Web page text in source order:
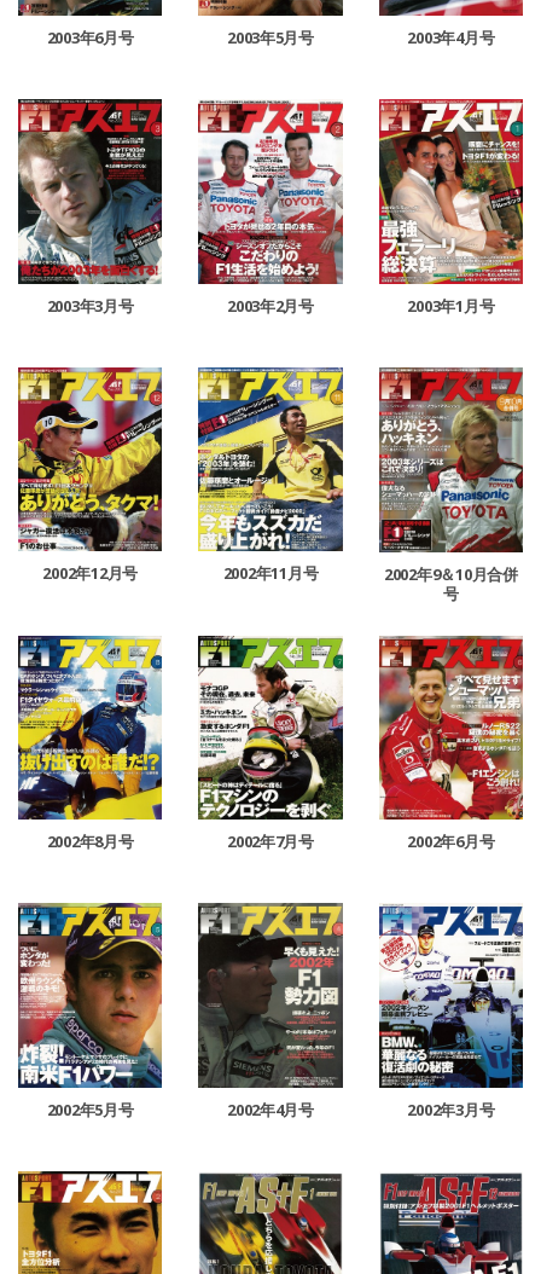
2003年6月号 2003年5月号 2003年4月号
2003年3月号 2003年2月号 2003年1月号
2002年12月号 2002年11月号
2002年9＆10月合併
号
2002年8月号 2002年7月号 2002年6月号
2002年5月号 2002年4月号 2002年3月号